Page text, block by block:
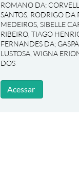
ROMANO DA;
SANTOS, RODRIGO DA
MEDEIROS, SIBELLE
RIBEIRO, TIAGO
FERNANDES DA;
LUSTOSA, WIGNA
DOS
Acessar